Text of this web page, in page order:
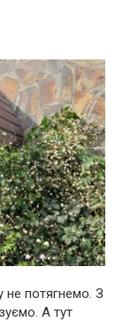
не потягнемо. З
А тут